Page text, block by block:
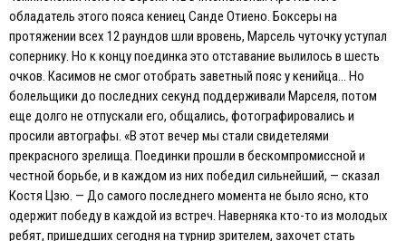
обладатель этого пояса кениец Санде Отиено. Боксеры на
протяжении всех 12 раундов шли вровень, Марсель чуточку уступал
сопернику. Но к концу поединка это отставание вылилось в шесть
очков. Касимов не смог отобрать заветный пояс у кенийца… Но
болельщики до последних секунд поддерживали Марселя, потом
еще долго не отпускали его, общались, фотографировались и
просили автографы. «В этот вечер мы стали свидетелями
прекрасного зрелища. Поединки прошли в бескомпромиссной и
честной борьбе, и в каждом из них победил сильнейший, — сказал
Костя Цзю. — До самого последнего момента не было ясно, кто
одержит победу в каждой из встреч. Наверняка кто-то из молодых
ребят, пришедших сегодня на турнир зрителем, захочет стать